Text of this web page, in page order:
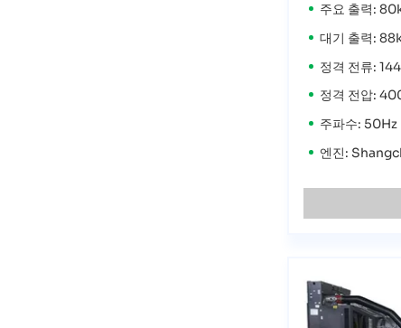
주요 출력:
대기 출력:
정격 전류:
정격 전압:
주파수: 50Hz
엔진: